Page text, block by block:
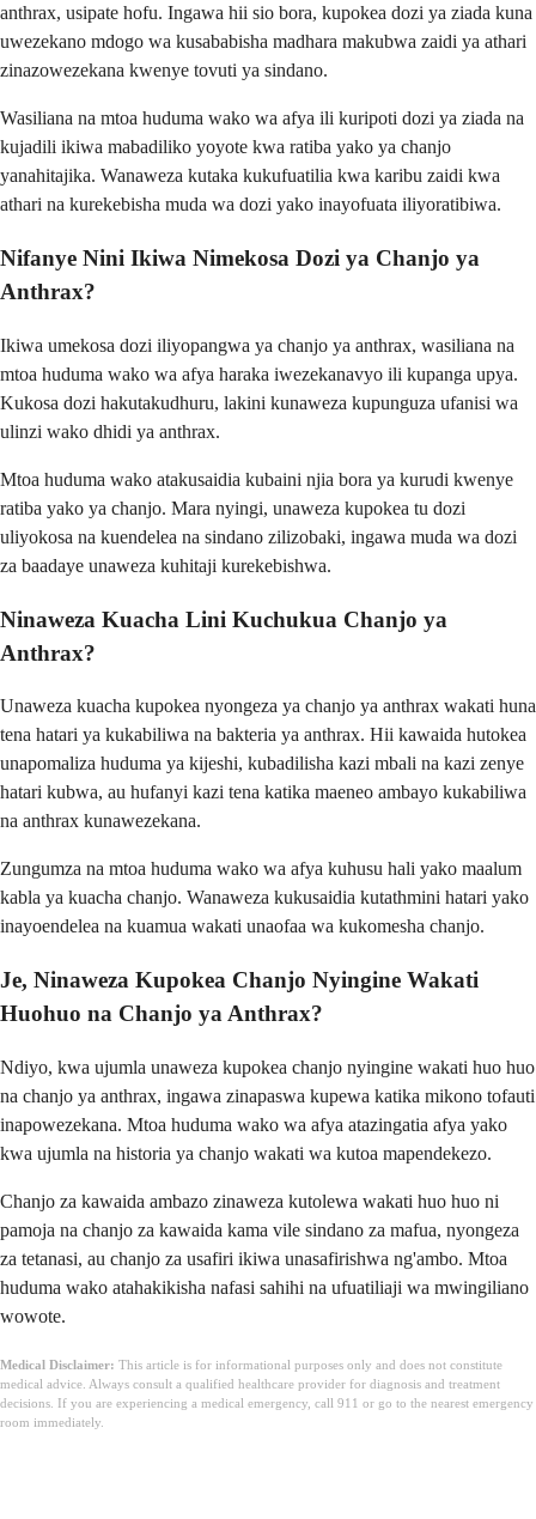
anthrax, usipate hofu. Ingawa hii sio bora, kupokea dozi ya ziada kuna
uwezekano mdogo wa kusababisha madhara makubwa zaidi ya athari
zinazowezekana kwenye tovuti ya sindano.
Wasiliana na mtoa huduma wako wa afya ili kuripoti dozi ya ziada na
kujadili ikiwa mabadiliko yoyote kwa ratiba yako ya chanjo
yanahitajika. Wanaweza kutaka kukufuatilia kwa karibu zaidi kwa
athari na kurekebisha muda wa dozi yako inayofuata iliyoratibiwa.
Nifanye Nini Ikiwa Nimekosa Dozi ya Chanjo ya
Anthrax?
Ikiwa umekosa dozi iliyopangwa ya chanjo ya anthrax, wasiliana na
mtoa huduma wako wa afya haraka iwezekanavyo ili kupanga upya.
Kukosa dozi hakutakudhuru, lakini kunaweza kupunguza ufanisi wa
ulinzi wako dhidi ya anthrax.
Mtoa huduma wako atakusaidia kubaini njia bora ya kurudi kwenye
ratiba yako ya chanjo. Mara nyingi, unaweza kupokea tu dozi
uliyokosa na kuendelea na sindano zilizobaki, ingawa muda wa dozi
za baadaye unaweza kuhitaji kurekebishwa.
Ninaweza Kuacha Lini Kuchukua Chanjo ya
Anthrax?
Unaweza kuacha kupokea nyongeza ya chanjo ya anthrax wakati huna
tena hatari ya kukabiliwa na bakteria ya anthrax. Hii kawaida hutokea
unapomaliza huduma ya kijeshi, kubadilisha kazi mbali na kazi zenye
hatari kubwa, au hufanyi kazi tena katika maeneo ambayo kukabiliwa
na anthrax kunawezekana.
Zungumza na mtoa huduma wako wa afya kuhusu hali yako maalum
kabla ya kuacha chanjo. Wanaweza kukusaidia kutathmini hatari yako
inayoendelea na kuamua wakati unaofaa wa kukomesha chanjo.
Je, Ninaweza Kupokea Chanjo Nyingine Wakati
Huohuo na Chanjo ya Anthrax?
Ndiyo, kwa ujumla unaweza kupokea chanjo nyingine wakati huo huo
na chanjo ya anthrax, ingawa zinapaswa kupewa katika mikono tofauti
inapowezekana. Mtoa huduma wako wa afya atazingatia afya yako
kwa ujumla na historia ya chanjo wakati wa kutoa mapendekezo.
Chanjo za kawaida ambazo zinaweza kutolewa wakati huo huo ni
pamoja na chanjo za kawaida kama vile sindano za mafua, nyongeza
za tetanasi, au chanjo za usafiri ikiwa unasafirishwa ng'ambo. Mtoa
huduma wako atahakikisha nafasi sahihi na ufuatiliaji wa mwingiliano
wowote.
Medical Disclaimer: This article is for informational purposes only and does not constitute
medical advice. Always consult a qualified healthcare provider for diagnosis and treatment
decisions. If you are experiencing a medical emergency, call 911 or go to the nearest emergency
room immediately.